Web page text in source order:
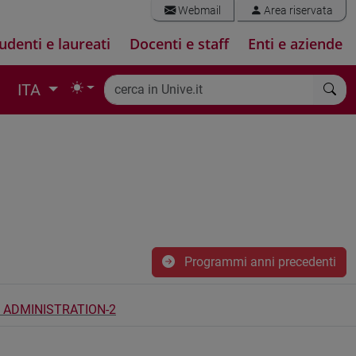
Webmail Area riservata
e laureati Docenti e staff Enti e aziende
ITA
Programmi anni precedenti
2